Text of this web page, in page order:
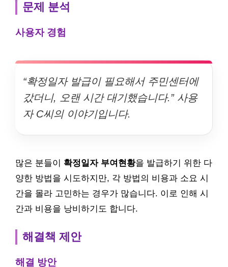
문제 분석
사용자 경험
“확정일자 발급이 필요해서 주민센터에
갔더니, 오랜 시간 대기했습니다.” 사용
자 C씨의 이야기입니다.
많은 분들이 확정일자 부여현황을 발급하기 위한 다
양한 방법을 시도하지만, 각 방법의 비용과 소요 시
간을 몰라 고민하는 경우가 많습니다. 이로 인해 시
간과 비용을 낭비하기도 합니다.
해결책 제안
해결 방안